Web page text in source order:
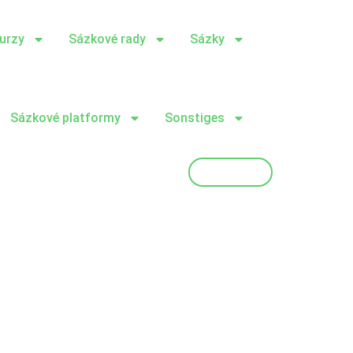
Sázkové rady Sázky
Sázkové platformy Sonstiges